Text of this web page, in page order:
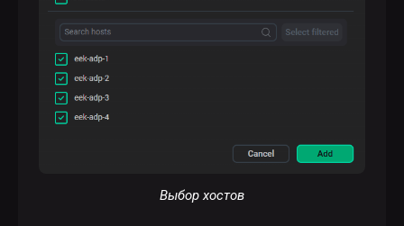
Выбор хостов